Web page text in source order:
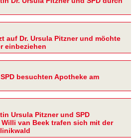
auf Dr. Ursula Pitzner und möchte
einbeziehen
besuchten Apotheke am
Ursula Pitzner und SPD
van Beek trafen sich mit der